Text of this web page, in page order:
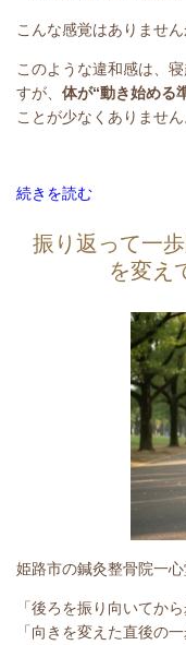
こんな感覚はありません
このような違和感は、
すが、 体が“動き始める
ことが少なくありません
続きを読む
振り返って一
を変え
姫路市の鍼灸整骨院一
「後ろを振り向いてか
「向きを変えた直後の